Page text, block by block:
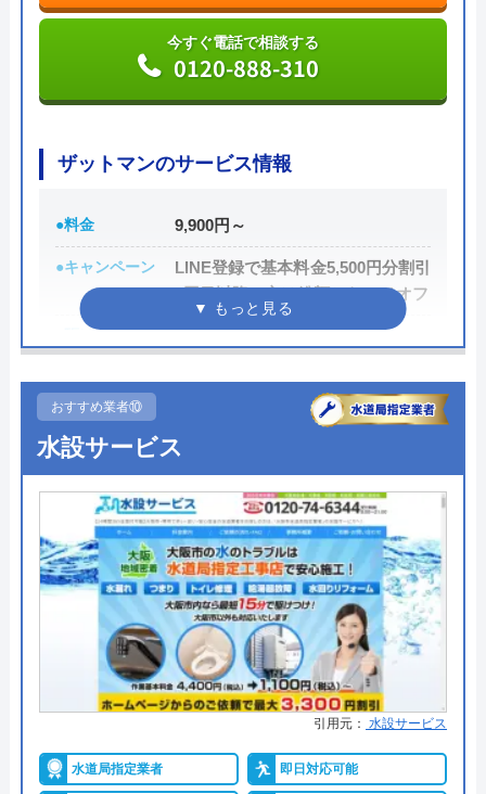
対応を強みとしており、安心かつ心強い業者でもあ
創業21年の中で累計100万件以上もの相談実績を持
なサービスを提供してくれます。
公式サイトで
料金詳細を見る
今すぐ電話で相談する
0120-579-007
水道修理ルートの基本情報
運営会社 株式会社クリーンライフ
代表者 元村祐次
所在地
〒564-0052
大阪府吹田市広芝町6-10
対応エリア 全国
今すぐ電話で相談する
0120-888-310
ザットマンのサービス情報
●料金 9,900円～
●キャンペーン
LINE登録で基本料金5,500円分割引
2回目以降の方は総額から10％オフ
●駆けつけ時間 最短30分
●受付時間 24時間
●定休日
●出張見積もり 出張見積もり無料
●支払い方法
現金、クレジットカード、分割払
い、NP後払い
●累計実績 月間修理件数約3,000件
PL保険加入店
詳細は公式HPでご確認ください
ザットマンは東北、関東、東海、北陸、関西エリア
おすすめ業者⑩
水設サービス
引用元： 水設サービス
水道局指定業者 即日対応可能